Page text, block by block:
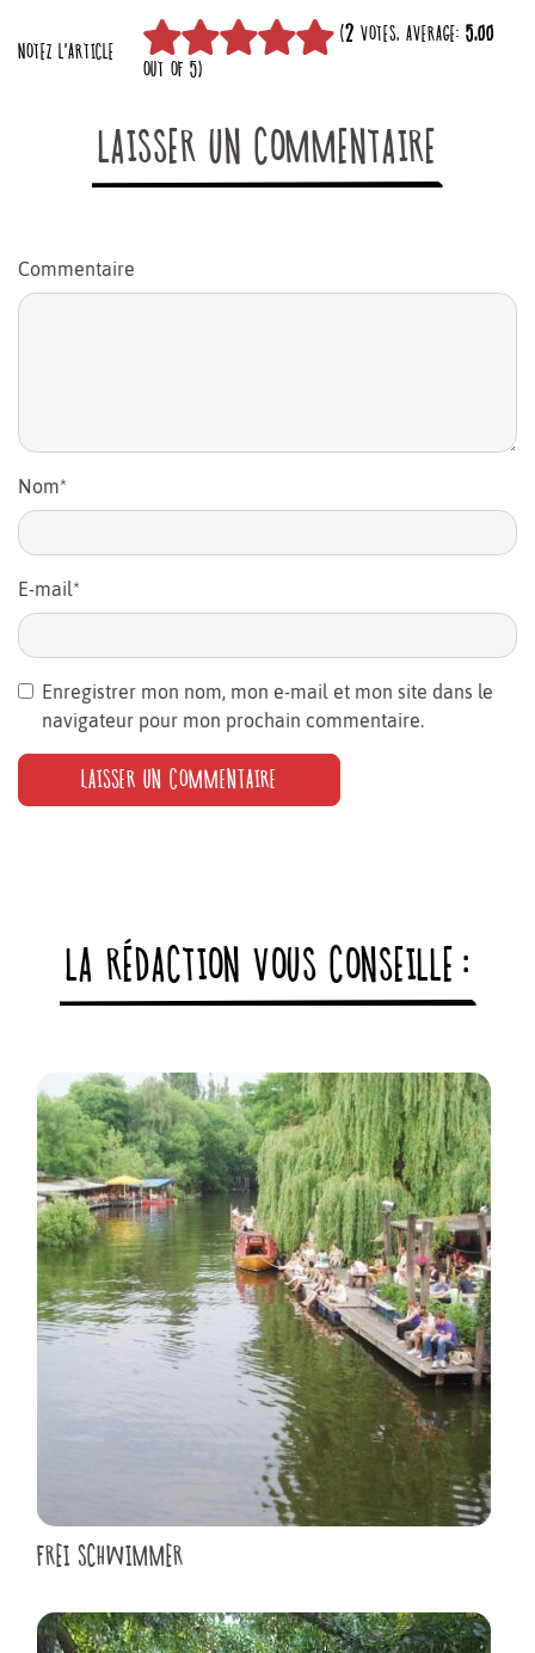
NOTEZ L'ARTICLE
(2 VOTES, AVERAGE: 5,00
OUT OF 5)
LAISSER UN COMMENTAIRE
Commentaire
Nom*
E-mail*
Enregistrer mon nom, mon e-mail et mon site dans le
navigateur pour mon prochain commentaire.
LA RÉDACTION VOUS CONSEILLE :
FREI SCHWIMMER